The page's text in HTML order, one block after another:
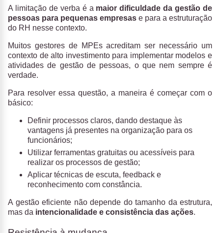
A limitação de verba é a maior dificuldade da gestão de
pessoas para pequenas empresas e para a estruturação
do RH nesse contexto.
Muitos gestores de MPEs acreditam ser necessário um
contexto de alto investimento para implementar modelos e
atividades de gestão de pessoas, o que nem sempre é
verdade.
Para resolver essa questão, a maneira é começar com o
básico:
Definir processos claros, dando destaque às
vantagens já presentes na organização para os
funcionários;
Utilizar ferramentas gratuitas ou acessíveis para
realizar os processos de gestão;
Aplicar técnicas de escuta, feedback e
reconhecimento com constância.
A gestão eficiente não depende do tamanho da estrutura,
mas da intencionalidade e consistência das ações.